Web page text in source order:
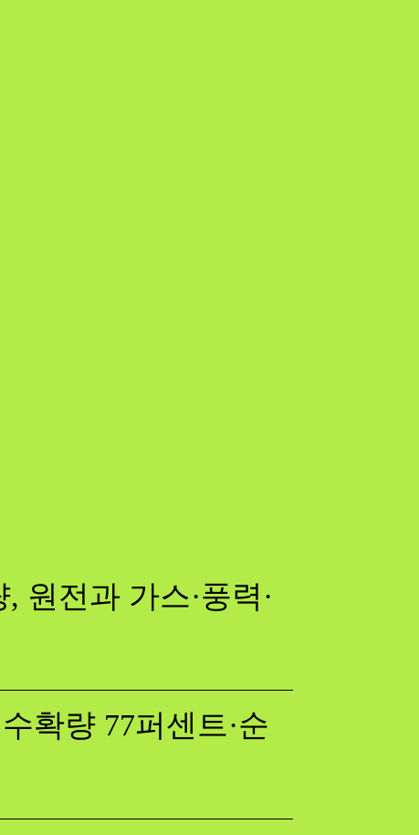
원전과 가스·풍력·
확량 77퍼센트·순